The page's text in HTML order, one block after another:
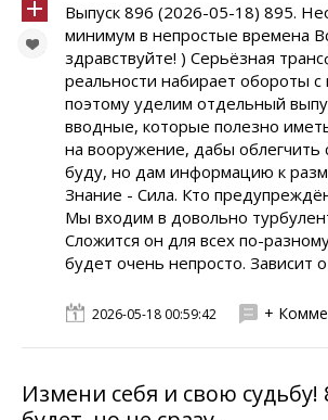
Выпуск 896 (2026-05-18) 895.
минимум в непростые времена
здравствуйте! ) Серьёзная
реальности набирает обороты
поэтому уделим отдельный
вводные, которые полезно
на вооружение, дабы облегчить
буду, но дам информацию к
Знание - Сила. Кто
Мы входим в довольно
Сложится он для всех по-
будет очень непросто. Зависит
2026-05-18 00:59:42 +
Измени себя и свою судьбу!